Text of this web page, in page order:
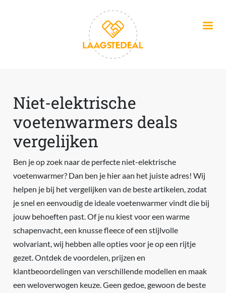
Niet-elektrische
voetenwarmers deals
vergelijken
Ben je op zoek naar de perfecte niet-elektrische
voetenwarmer? Dan ben je hier aan het juiste adres! Wij
helpen je bij het vergelijken van de beste artikelen, zodat
je snel en eenvoudig de ideale voetenwarmer vindt die bij
jouw behoeften past. Of je nu kiest voor een warme
schapenvacht, een knusse fleece of een stijlvolle
wolvariant, wij hebben alle opties voor je op een rijtje
gezet. Ontdek de voordelen, prijzen en
klantbeoordelingen van verschillende modellen en maak
een weloverwogen keuze. Geen gedoe, gewoon de beste